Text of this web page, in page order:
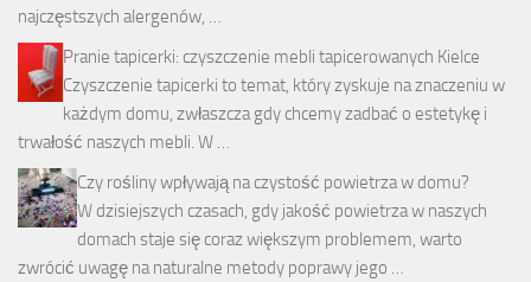
najczęstszych alergenów, …
Pranie tapicerki: czyszczenie mebli tapicerowanych Kielce
Czyszczenie tapicerki to temat, który zyskuje na znaczeniu w
każdym domu, zwłaszcza gdy chcemy zadbać o estetykę i
trwałość naszych mebli. W …
Czy rośliny wpływają na czystość powietrza w domu?
W dzisiejszych czasach, gdy jakość powietrza w naszych
domach staje się coraz większym problemem, warto
zwrócić uwagę na naturalne metody poprawy jego …